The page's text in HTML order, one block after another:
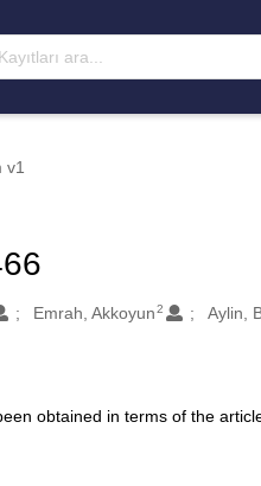
v1
Emrah, Akkoyun 2 Aylin,
obtained in terms of the